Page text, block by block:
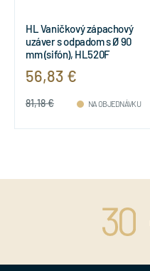
HL Vaničkový zápachový
uzáver s odpadom s Ø 90
mm (sifón), HL520F
56,83 €
81,18 € NA OBJEDNÁVKU